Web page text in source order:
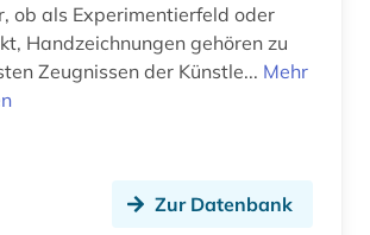
bildthema (1)
bildträger (1)
ob als Experimentierfeld oder
Handzeichnungen gehören zu
Zeugnissen der Künstle... Mehr
Zur Datenbank